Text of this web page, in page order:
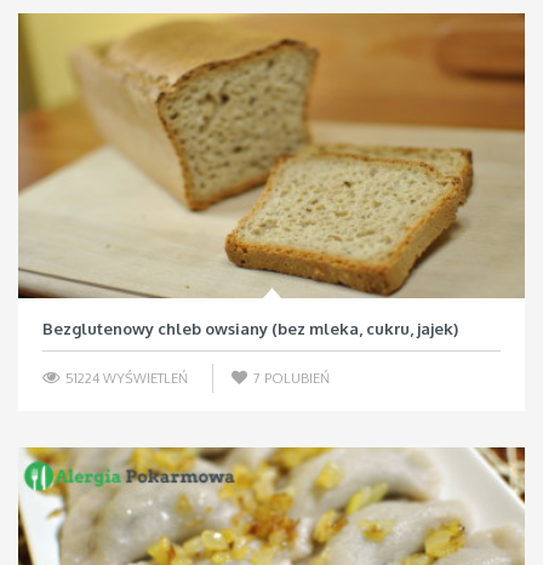
Bezglutenowy chleb owsiany (bez mleka, cukru, jajek)
51224 WYŚWIETLEŃ 7 POLUBIEŃ